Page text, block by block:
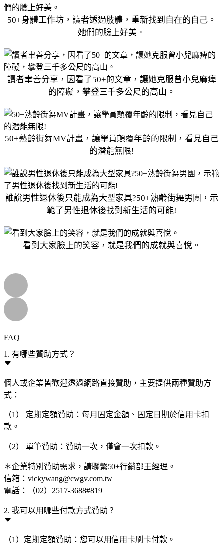
50+身體工作坊，讀者透過肢體，重新找到自在的自己。
她們的臉上好美。
讀者聿善分享，因看了50+的文章，讓她克服曾小兒麻痺
的障礙，攀登三千多公尺的高山。
50+熟齡街舞MV計畫，讓學員顛覆年齡的限制，看見自己
的潛能無限!
誰說男性退休後只能成為大型家具?50+熟齡街舞男團，示
範了男性退休後找到新生活的可能!
看到大家臉上的笑容，就是我們的成就與喜悅。
FAQ
1. 有哪些贊助方式？
個人或企業皆歡迎透過網路直接贊助，主要提供兩種贊助方
式：
（1） 定期定額贊助：每月固定金額、固定日期於信用卡扣
款。
（2） 單筆贊助：贊助一次，僅會一次扣款。
＊企業特別贊助需求，請聯繫50+行銷部王經理。
信箱：vickywang@cwgv.com.tw
電話：（02）2517-3688#819
2. 我可以用哪些付款方式贊助？
（1）定期定額贊助：您可以用信用卡刷卡付款。